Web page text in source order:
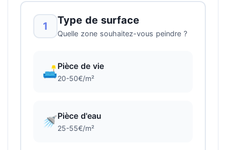
1 Type de surface
Quelle zone souhaitez-vous peindre ?
🛋️Pièce de vie
20-50€/m²
🚿Pièce d'eau
25-55€/m²